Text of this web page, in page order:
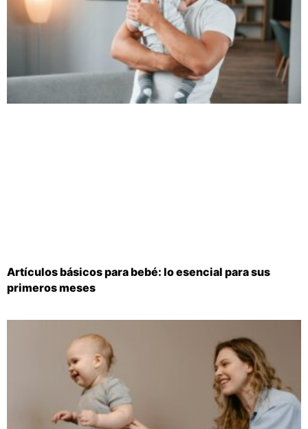
Artículos básicos para bebé: lo esencial para sus
primeros meses